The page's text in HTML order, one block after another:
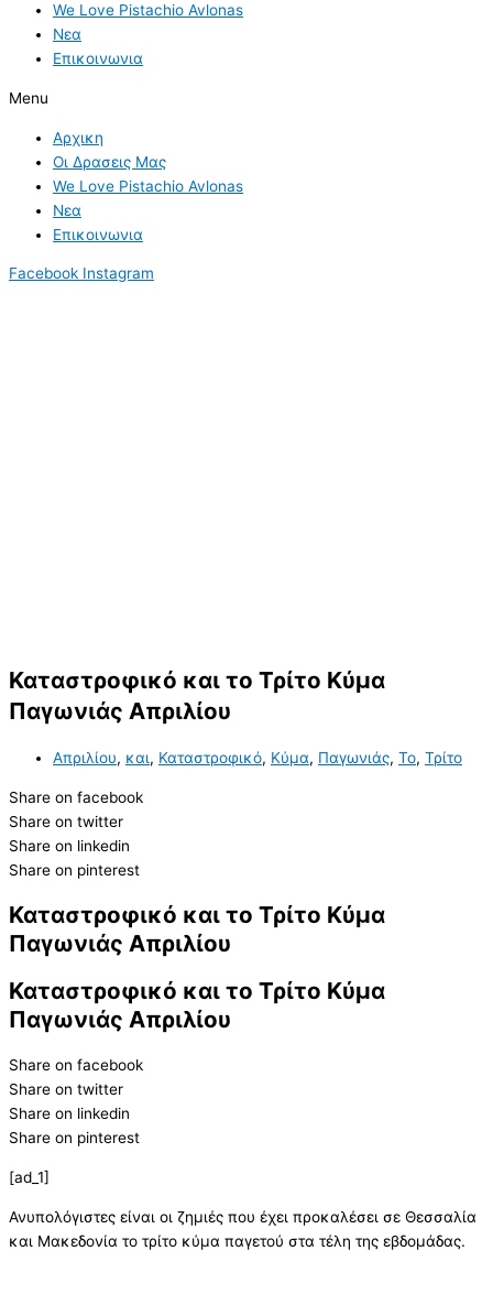
We Love Pistachio Avlonas
Νεα
Επικοινωνια
Menu
Αρχικη
Οι Δρασεις Μας
We Love Pistachio Avlonas
Νεα
Επικοινωνια
Facebook Instagram
Καταστροφικό και το Τρίτο Κύμα
Παγωνιάς Απριλίου
Απριλίου, και, Καταστροφικό, Κύμα, Παγωνιάς, Το, Τρίτο
Share on facebook
Share on twitter
Share on linkedin
Share on pinterest
Καταστροφικό και το Τρίτο Κύμα
Παγωνιάς Απριλίου
Καταστροφικό και το Τρίτο Κύμα
Παγωνιάς Απριλίου
Share on facebook
Share on twitter
Share on linkedin
Share on pinterest
[ad_1]
Ανυπολόγιστες είναι οι ζημιές που έχει προκαλέσει σε Θεσσαλία
και Μακεδονία το τρίτο κύμα παγετού στα τέλη της εβδομάδας.